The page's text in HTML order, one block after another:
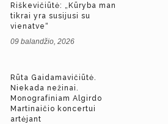
Riškevičiūtė: „Kūryba man
tikrai yra susijusi su
vienatve“
09 balandžio, 2026
Rūta Gaidamavičiūtė.
Niekada nežinai.
Monografiniam Algirdo
Martinaičio koncertui
artėjant